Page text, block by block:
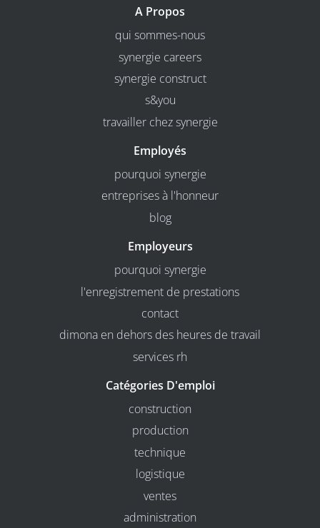
A Propos
qui sommes-nous
synergie careers
synergie construct
s&you
travailler chez synergie
Employés
pourquoi synergie
entreprises à l'honneur
blog
Employeurs
pourquoi synergie
l'enregistrement de prestations
contact
dimona en dehors des heures de travail
services rh
Catégories D'emploi
construction
production
technique
logistique
ventes
administration